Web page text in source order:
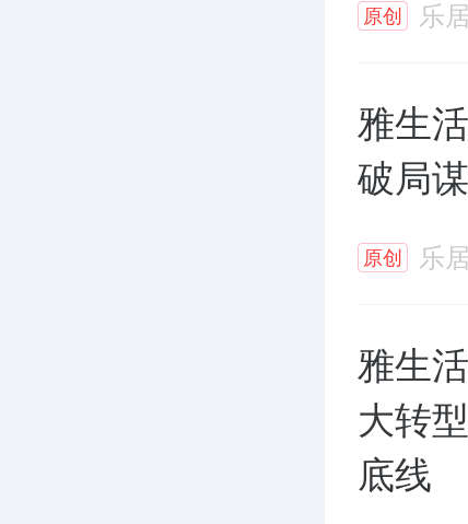
原创 乐
雅生
破局
原创 乐
雅生
大转
底线